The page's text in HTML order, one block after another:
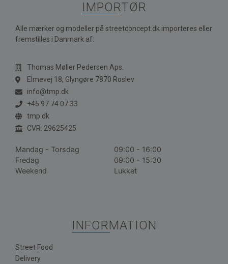
IMPORTØR
Alle mærker og modeller på streetconcept.dk importeres eller
fremstilles i Danmark af:
Thomas Møller Pedersen Aps.
Elmevej 18, Glyngøre 7870 Roslev
info@tmp.dk
+45 97 74 07 33
tmp.dk
CVR: 29625425
Mandag - Torsdag
09:00 - 16:00
Fredag
09:00 - 15:30
Weekend
Lukket
INFORMATION
Street Food
Delivery